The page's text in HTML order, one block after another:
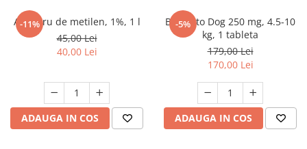
IGIENA OCHI SI URECHI
SAMPOANE
AFECTIUNI AURICULARE
AFECTIUNI DERMATOLOGICE
AFECTIUNI DIGESTIVE
ASTERNUT SI LITIERE
IGIENA OCHI SI URECHI
SAMPOANE
RECOMPENSE
SUPLIMENTE
AFECTIUNI AURICULARE
AFECTIUNI DERMATOLOGICE
-11%
Albastru de metilen, 1%, 1 l
45,00 Lei
40,00 Lei
ADAUGA IN COS
-5%
Bravecto Dog 250 mg, 4.5-10
kg, 1 tableta
179,00 Lei
170,00 Lei
ADAUGA IN COS